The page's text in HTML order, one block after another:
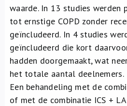
waarde. In 13 studies werden
tot ernstige COPD zonder
geïncludeerd. In 4 studies
geïncludeerd die kort
hadden doorgemaakt, wat
het totale aantal deelnemers.
Een behandeling met de
of met de combinatie ICS +